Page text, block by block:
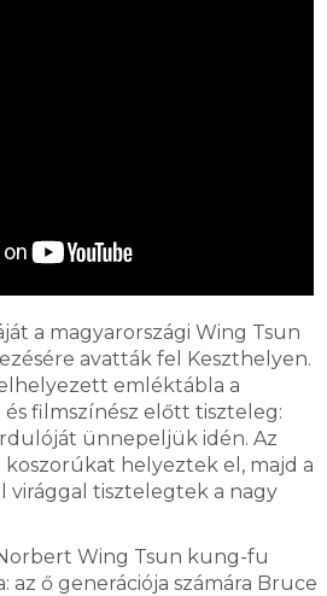
a magyarországi Wing Tsun
avatták fel Keszthelyen.
emléktábla a
és filmszínész előtt tiszteleg:
ünnepeljük idén. Az
helyeztek el, majd a
virággal tisztelegtek a nagy
Wing Tsun kung-fu
ő generációja számára Bruce